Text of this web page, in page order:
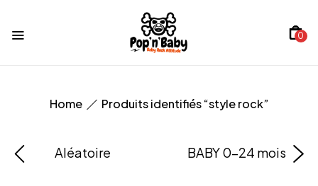
0
Home Produits identifiés “style rock”
Aléatoire BABY 0-24 mois